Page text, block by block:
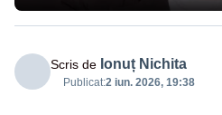
Scris de Ionuț Nichita
Publicat:2 iun. 2026, 19:38